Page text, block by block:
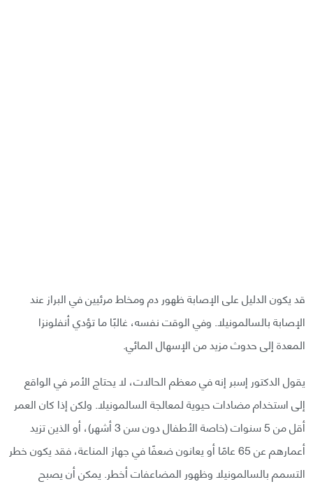
قد يكون الدليل على الإصابة ظهور دم ومخاط مرئيين في البراز عند
الإصابة بالسالمونيلا. وفي الوقت نفسه، غالبًا ما تؤدي أنفلونزا
المعدة إلى حدوث مزيد من الإسهال المائي.
يقول الدكتور إسبر إنه في معظم الحالات، لا يحتاج الأمر في الواقع
إلى استخدام مضادات حيوية لمعالجة السالمونيلا. ولكن إذا كان العمر
أقل من 5 سنوات (خاصة الأطفال دون سن 3 أشهر)، أو الذين تزيد
أعمارهم عن 65 عامًا أو يعانون ضعفًا في جهاز المناعة، فقد يكون خطر
التسمم بالسالمونيلا وظهور المضاعفات أخطر. يمكن أن يصبح